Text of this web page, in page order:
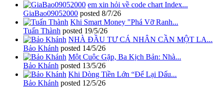
em xin hỏi về code chart Index...
GiaBao09052000 posted 8/7/26
Khi Smart Money "Phá Vỡ Ranh...
Tuấn Thành posted 19/5/26
NHÀ ĐẦU TƯ CÁ NHÂN CẦN MỘT LA...
Bảo Khánh posted 14/5/26
Một Cuộc Gặp, Ba Kịch Bản: Nhà...
Bảo Khánh posted 13/5/26
Khi Dòng Tiền Lớn “Để Lại Dấu...
Bảo Khánh posted 12/5/26